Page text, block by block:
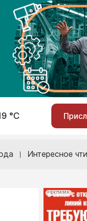
°С
Интересное
РЕКЛАМА